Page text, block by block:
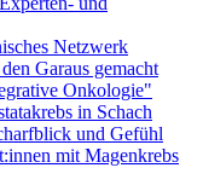
Netzwerk
Garaus gemacht
Onkologie"
in Schach
und Gefühl
mit Magenkrebs